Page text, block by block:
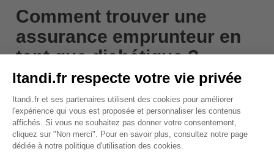
Comment trouver une
assurance emprunteur en
tant que diabétique ?
Comme nous venons de le voir, en tant que
diabétique, vous pouvez rencontrer des difficultés
pour trouver votre assurance emprunteur. Vous
risquez de subir une surprime, des exclusions et des
refus de garanties.